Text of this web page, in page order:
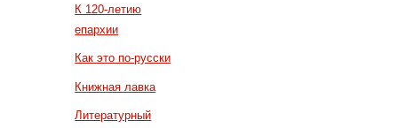
К 120-летию
епархии
Как это по-русски
Книжная лавка
Литературный